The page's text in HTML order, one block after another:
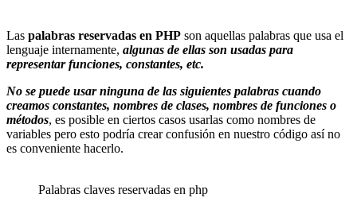
Las palabras reservadas en PHP son aquellas palabras que usa el
lenguaje internamente, algunas de ellas son usadas para
representar funciones, constantes, etc.
No se puede usar ninguna de las siguientes palabras cuando
creamos constantes, nombres de clases, nombres de funciones o
métodos, es posible en ciertos casos usarlas como nombres de
variables pero esto podría crear confusión en nuestro código así no
es conveniente hacerlo.
Palabras claves reservadas en php